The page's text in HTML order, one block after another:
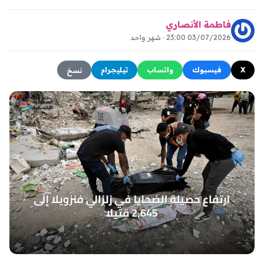
فاطمة الأنصاري
03/07/2026 23:00 · شهر واحد
X فيسبوك واتساب تيليجرام نسخ